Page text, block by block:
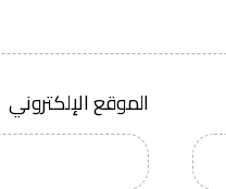
الموقع الإلكتروني